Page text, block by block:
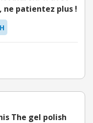
ne patientez plus !
The gel polish